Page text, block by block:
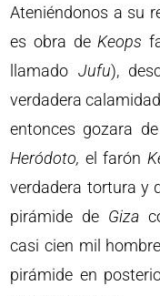
Ateniéndonos a su
es obra de Keops
llamado Jufu),
verdadera
entonces gozara
Heródoto, el farón
verdadera tortura y
pirámide de Giza
casi cien mil
pirámide en